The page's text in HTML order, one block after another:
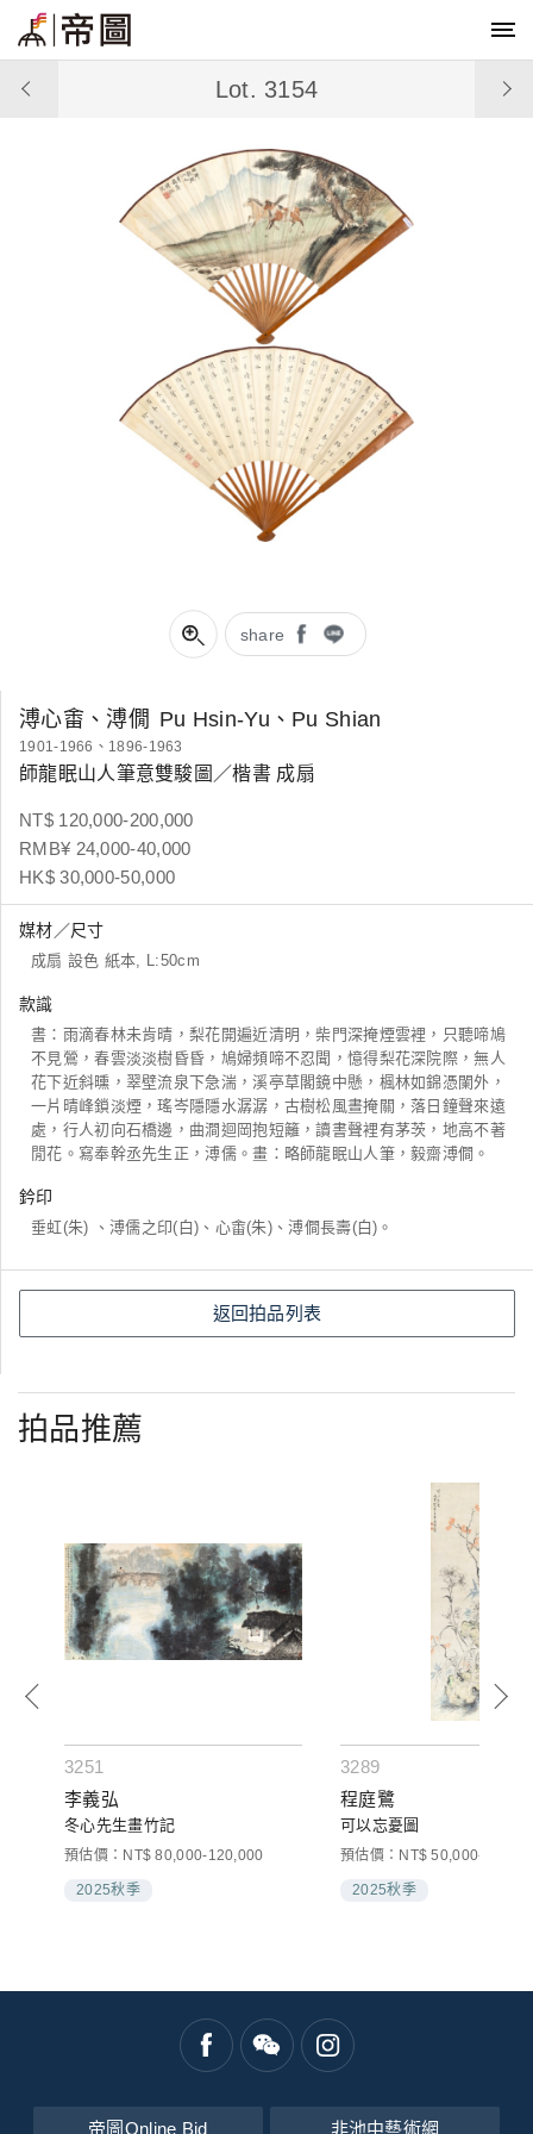
share
Lot. 3154
溥心畬、溥僩 Pu Hsin-Yu、Pu Shian
1901-1966、1896-1963
師龍眠山人筆意雙駿圖／楷書 成扇
NT$ 120,000-200,000
RMB¥ 24,000-40,000
HK$ 30,000-50,000
媒材／尺寸
成扇 設色 紙本, L:50cm
款識
書：雨滴春林未肯晴，梨花開遍近清明，柴門深掩煙雲裡，只聽啼鳩
不見鶯，春雲淡淡樹昏昏，鳩婦頻啼不忍聞，憶得梨花深院際，無人
花下近斜曛，翠壁流泉下急湍，溪亭草閣鏡中懸，楓林如錦憑闌外，
一片晴峰鎖淡煙，瑤岑隱隱水潺潺，古樹松風晝掩關，落日鐘聲來遠
處，行人初向石橋邊，曲澗迴岡抱短籬，讀書聲裡有茅茨，地高不著
閒花。寫奉幹丞先生正，溥儒。畫：略師龍眠山人筆，毅齋溥僴。
鈐印
垂虹(朱) 、溥儒之印(白)、心畬(朱)、溥僴長壽(白)。
返回拍品列表
拍品推薦
3251
李義弘
冬心先生畫竹記
預估價：NT$ 80,000-120,000
2025秋季
3289
程庭鷺
可以忘憂圖
預估價：NT$ 50,000-80,000
2025秋季
帝圖Online Bid 非池中藝術網